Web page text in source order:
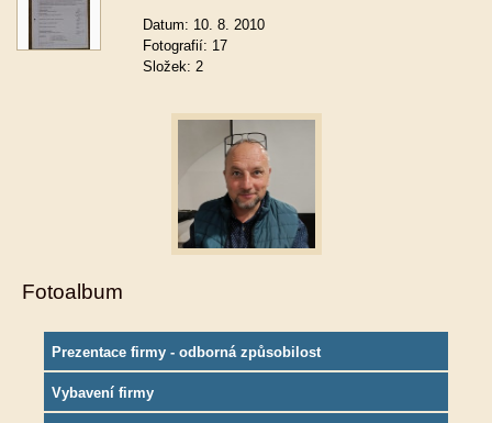
Datum: 10. 8. 2010
Fotografií: 17
Složek: 2
Fotoalbum
Prezentace firmy - odborná způsobilost
Vybavení firmy